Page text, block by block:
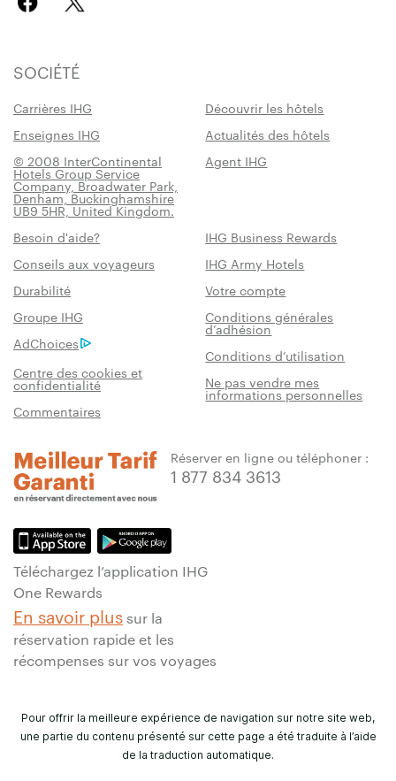
SOCIÉTÉ
Carrières IHG
Découvrir les hôtels
Enseignes IHG
Actualités des hôtels
© 2008 InterContinental
Hotels Group Service
Company, Broadwater Park,
Denham, Buckinghamshire
UB9 5HR, United Kingdom.
Agent IHG
Besoin d'aide?
IHG Business Rewards
Conseils aux voyageurs
IHG Army Hotels
Durabilité
Votre compte
Groupe IHG
Conditions générales
d’adhésion
AdChoices
Conditions d’utilisation
Centre des cookies et
confidentialité Ne pas vendre mes
informations personnelles
Commentaires
Réserver en ligne ou téléphoner :
1 877 834 3613
Téléchargez l’application IHG
One Rewards
En savoir plus sur la
réservation rapide et les
récompenses sur vos voyages
Pour offrir la meilleure expérience de navigation sur notre site web,
une partie du contenu présenté sur cette page a été traduite à l’aide
de la traduction automatique.